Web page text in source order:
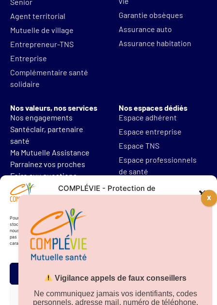
COMPLÉVIE - Protection de
Pour offrir les meilleures expériences, nous utilisons des technologies telles que les cookies pour
stocker et/ou accéder aux informations des appareils. Le fait de consentir à ces technologies
nous permettra de traiter des données telles que le comportement de navigation. Le fait de ne
pas consentir ou de retirer son consentement peut avoir un effet négatif sur certaines
caractéristiques et fonctions.
Accepter
Refuser
Agent territorial
Mutuelle de village
Entrepreneur-TNS
Entreprise
Complémentaire santé
solidaire
Garantie obsèques
Assurance auto
Assurance habitation
Nos valeurs, nos services
Nos engagements
Santéclair, partenaire
santé
Ma Mutuelle Assistance
Parrainez vos proches
Foire aux questions
Nos espaces dédiés
Espace adhérent
Espace entreprise
Espace TNS
Espace professionnels
de santé
Mentions légales
Protections des données
Téléchargez notre
application sur
Vigilance appels de faux conseillers
Ne communiquez jamais vos identifiants, codes
personnels, adresse mail, numéro de téléphone.